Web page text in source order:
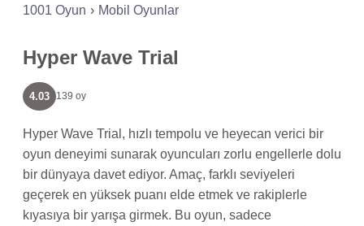
1001 Oyun Mobil Oyunlar
Hyper Wave Trial
4.03 139 oy
Hyper Wave Trial, hızlı tempolu ve heyecan verici bir
oyun deneyimi sunarak oyuncuları zorlu engellerle dolu
bir dünyaya davet ediyor. Amaç, farklı seviyeleri
geçerek en yüksek puanı elde etmek ve rakiplerle
kıyasıya bir yarışa girmek. Bu oyun, sadece